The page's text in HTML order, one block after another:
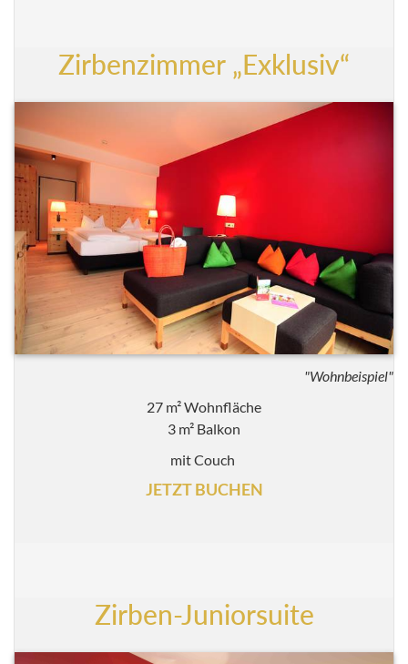
Zirbenzimmer „Exklusiv“
"Wohnbeispiel"
27 m² Wohnfläche
3 m² Balkon
mit Couch
JETZT BUCHEN
Zirben-Juniorsuite